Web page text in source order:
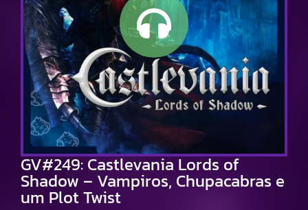
GV#249: Castlevania Lords of
Shadow – Vampiros, Chupacabras e
um Plot Twist